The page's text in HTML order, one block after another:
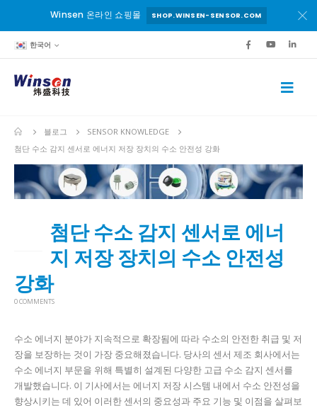
Winsen 온라인 쇼핑몰 SHOP.WINSEN-SENSOR.COM
한국어
블로그
SENSOR KNOWLEDGE
첨단 수소 감지 센서로 에너지 저장 장치의 수소 안전성 강화
첨단 수소 감지 센서로 에너
지 저장 장치의 수소 안전성
강화
0 COMMENTS
수소 에너지 분야가 지속적으로 확장됨에 따라 수소의 안전한 취급 및 저
장을 보장하는 것이 가장 중요해졌습니다. 당사의 센서 제조 회사에서는
수소 에너지 부문을 위해 특별히 설계된 다양한 고급 수소 감지 센서를
개발했습니다. 이 기사에서는 에너지 저장 시스템 내에서 수소 안전성을
향상시키는 데 있어 이러한 센서의 중요성과 주요 기능 및 이점을 살펴보